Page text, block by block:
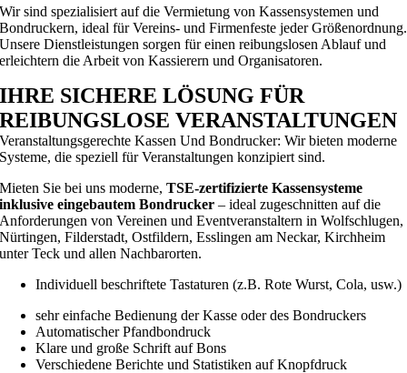
Wir sind spezialisiert auf die Vermietung von Kassensystemen und
Bondruckern, ideal für Vereins- und Firmenfeste jeder Größenordnung.
Unsere Dienstleistungen sorgen für einen reibungslosen Ablauf und
erleichtern die Arbeit von Kassierern und Organisatoren.
IHRE SICHERE LÖSUNG FÜR
REIBUNGSLOSE VERANSTALTUNGEN
Veranstaltungsgerechte Kassen Und Bondrucker: Wir bieten moderne
Systeme, die speziell für Veranstaltungen konzipiert sind.
Mieten Sie bei uns moderne,TSE‑zertifizierte Kassensysteme
inklusive eingebautem Bondrucker – ideal zugeschnitten auf die
Anforderungen von Vereinen und Eventveranstaltern in Wolfschlugen,
Nürtingen, Filderstadt, Ostfildern, Esslingen am Neckar, Kirchheim
unter Teck und allen Nachbarorten.
Individuell beschriftete Tastaturen (z.B. Rote Wurst, Cola, usw.)
sehr einfache Bedienung der Kasse oder des Bondruckers
Automatischer Pfandbondruck
Klare und große Schrift auf Bons
Verschiedene Berichte und Statistiken auf Knopfdruck